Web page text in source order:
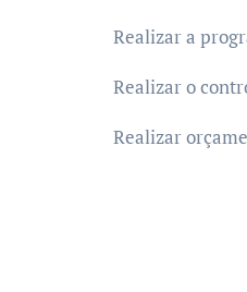
Realizar a
Realizar o
Realizar